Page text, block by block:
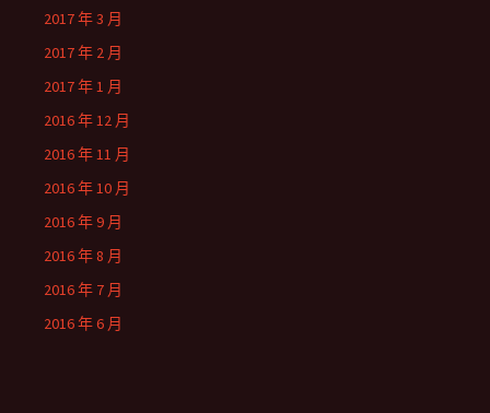
2017 年 3 月
2017 年 2 月
2017 年 1 月
2016 年 12 月
2016 年 11 月
2016 年 10 月
2016 年 9 月
2016 年 8 月
2016 年 7 月
2016 年 6 月